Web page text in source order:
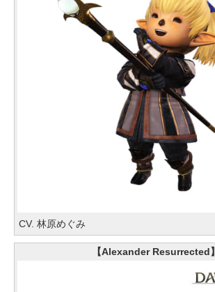
CV. 林原めぐみ
【Alexander Resurrected】